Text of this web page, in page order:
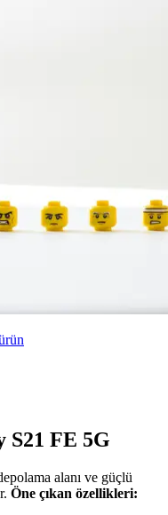
S21 FE 5G
alanı ve güçlü
Öne çıkan özellikleri: